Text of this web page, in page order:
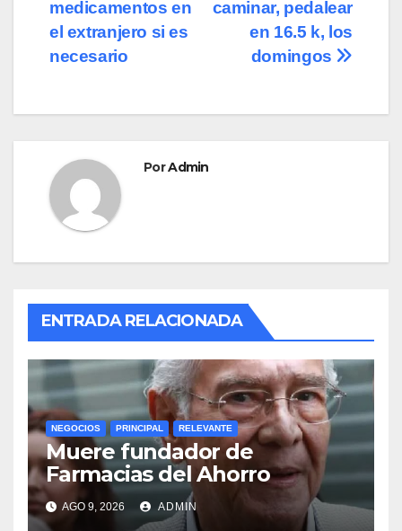
o
o
o
n
de
entradas
caminar, pedalear
en 16.5 k, los
domingos
medicamentos en
el extranjero si es
necesario
PorAdmin
ENTRADA RELACIONADA
NEGOCIOS PRINCIPAL RELEVANTE
Muere fundador de
Farmacias del Ahorro
AGO 9, 2026 ADMIN